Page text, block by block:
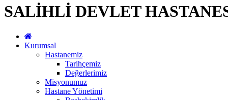
SALİHLİ DEVLET
Kurumsal
Hastanemiz
Tarihçemiz
Değerlerimiz
Misyonumuz
Hastane Yönetimi